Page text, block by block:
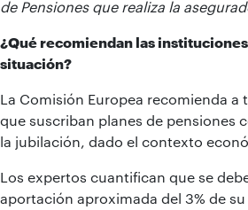
de Pensiones que realiza la
¿Qué recomiendan las
situación?
La Comisión Europea recomienda a
que suscriban planes de pensiones
la jubilación, dado el contexto
Los expertos cuantifican que se
aportación aproximada del 3% de